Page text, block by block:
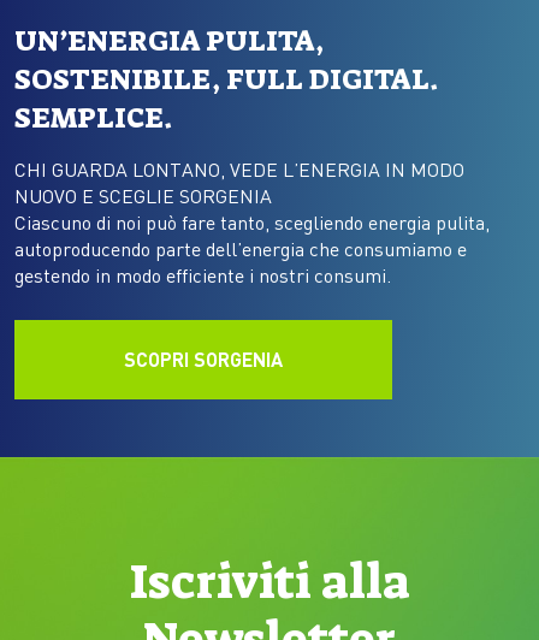
UN’ENERGIA PULITA,
SOSTENIBILE, FULL DIGITAL.
SEMPLICE.
CHI GUARDA LONTANO, VEDE L’ENERGIA IN MODO
NUOVO E SCEGLIE SORGENIA
Ciascuno di noi può fare tanto, scegliendo energia pulita,
autoproducendo parte dell’energia che consumiamo e
gestendo in modo efficiente i nostri consumi.
SCOPRI SORGENIA
Iscriviti alla